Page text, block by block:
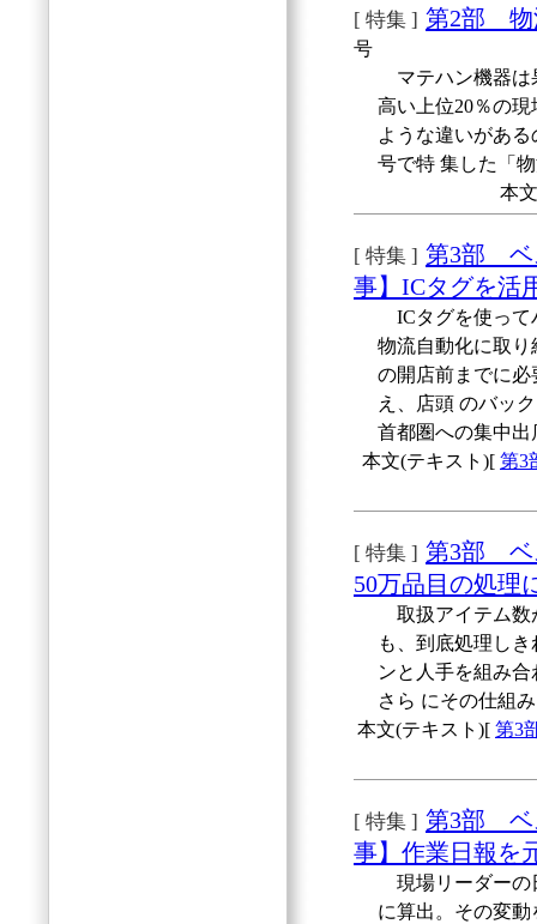
[ 特集 ] 第2部 物
号
マテハン機器は
高い上位20％の
ような違いがあ
号で特 集した「
本
[ 特集 ] 第3部 ベ
事】ICタグを活
ICタグを使って
物流自動化に取
の開店前までに
え、店頭 のバッ
首都圏への集中
本文(テキスト)[ 第3
[ 特集 ] 第3部 ベ
50万品目の処理
取扱アイテム数
も、到底処理し
ンと人手を組み
さら にその仕組
本文(テキスト)[ 第3
[ 特集 ] 第3部 ベ
事】作業日報を
現場リーダーの
に算出。その変